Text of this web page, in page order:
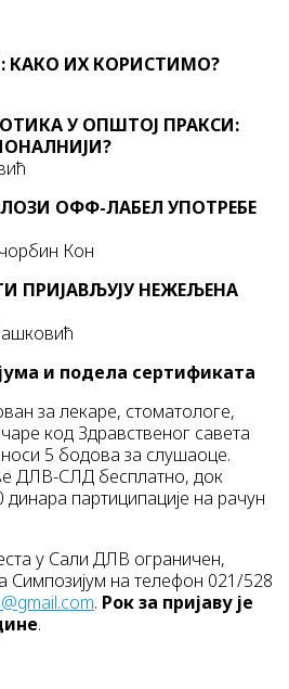
КАКО ИХ КОРИСТИМО?
У ОПШТОЈ ПРАКСИ:
ОФФ-ЛАБЕЛ УПОТРЕБЕ
Кон
ПРИЈАВЉУЈУ НЕЖЕЉЕНА
и подела сертификата
за лекаре, стоматологе,
код Здравственог савета
5 бодова за слушаоце.
ДЛВ-СЛД бесплатно, док
динара партиципације на рачун
у Сали ДЛВ ограничен,
Симпозијум на телефон 021/528
. Рок за пријаву је
.